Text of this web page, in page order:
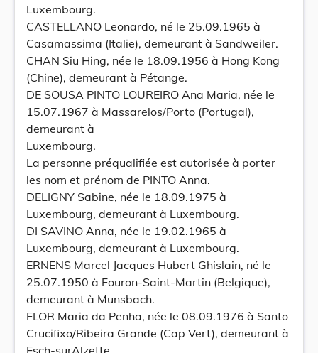
Luxembourg.
CASTELLANO Leonardo, né le 25.09.1965 à
Casamassima (Italie), demeurant à Sandweiler.
CHAN Siu Hing, née le 18.09.1956 à Hong Kong
(Chine), demeurant à Pétange.
DE SOUSA PINTO LOUREIRO Ana Maria, née le
15.07.1967 à Massarelos/Porto (Portugal),
demeurant à
Luxembourg.
La personne préqualifiée est autorisée à porter
les nom et prénom de PINTO Anna.
DELIGNY Sabine, née le 18.09.1975 à
Luxembourg, demeurant à Luxembourg.
DI SAVINO Anna, née le 19.02.1965 à
Luxembourg, demeurant à Luxembourg.
ERNENS Marcel Jacques Hubert Ghislain, né le
25.07.1950 à Fouron-Saint-Martin (Belgique),
demeurant à Munsbach.
FLOR Maria da Penha, née le 08.09.1976 à Santo
Crucifixo/Ribeira Grande (Cap Vert), demeurant à
Esch-surAlzette.